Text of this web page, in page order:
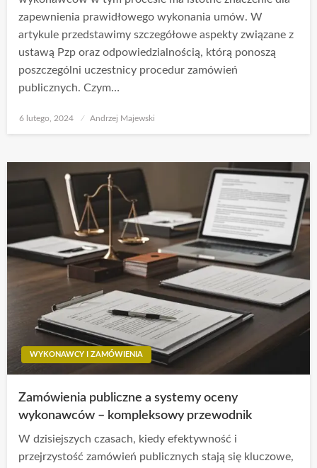
zapewnienia prawidłowego wykonania umów. W
artykule przedstawimy szczegółowe aspekty związane z
ustawą Pzp oraz odpowiedzialnością, którą ponoszą
poszczególni uczestnicy procedur zamówień
publicznych. Czym…
Opublikowane
6 lutego, 2024 Andrzej Majewski
WYKONAWCY I ZAMÓWIENIA
Zamówienia publiczne a systemy oceny
wykonawców – kompleksowy przewodnik
W dzisiejszych czasach, kiedy efektywność i
przejrzystość zamówień publicznych stają się kluczowe,